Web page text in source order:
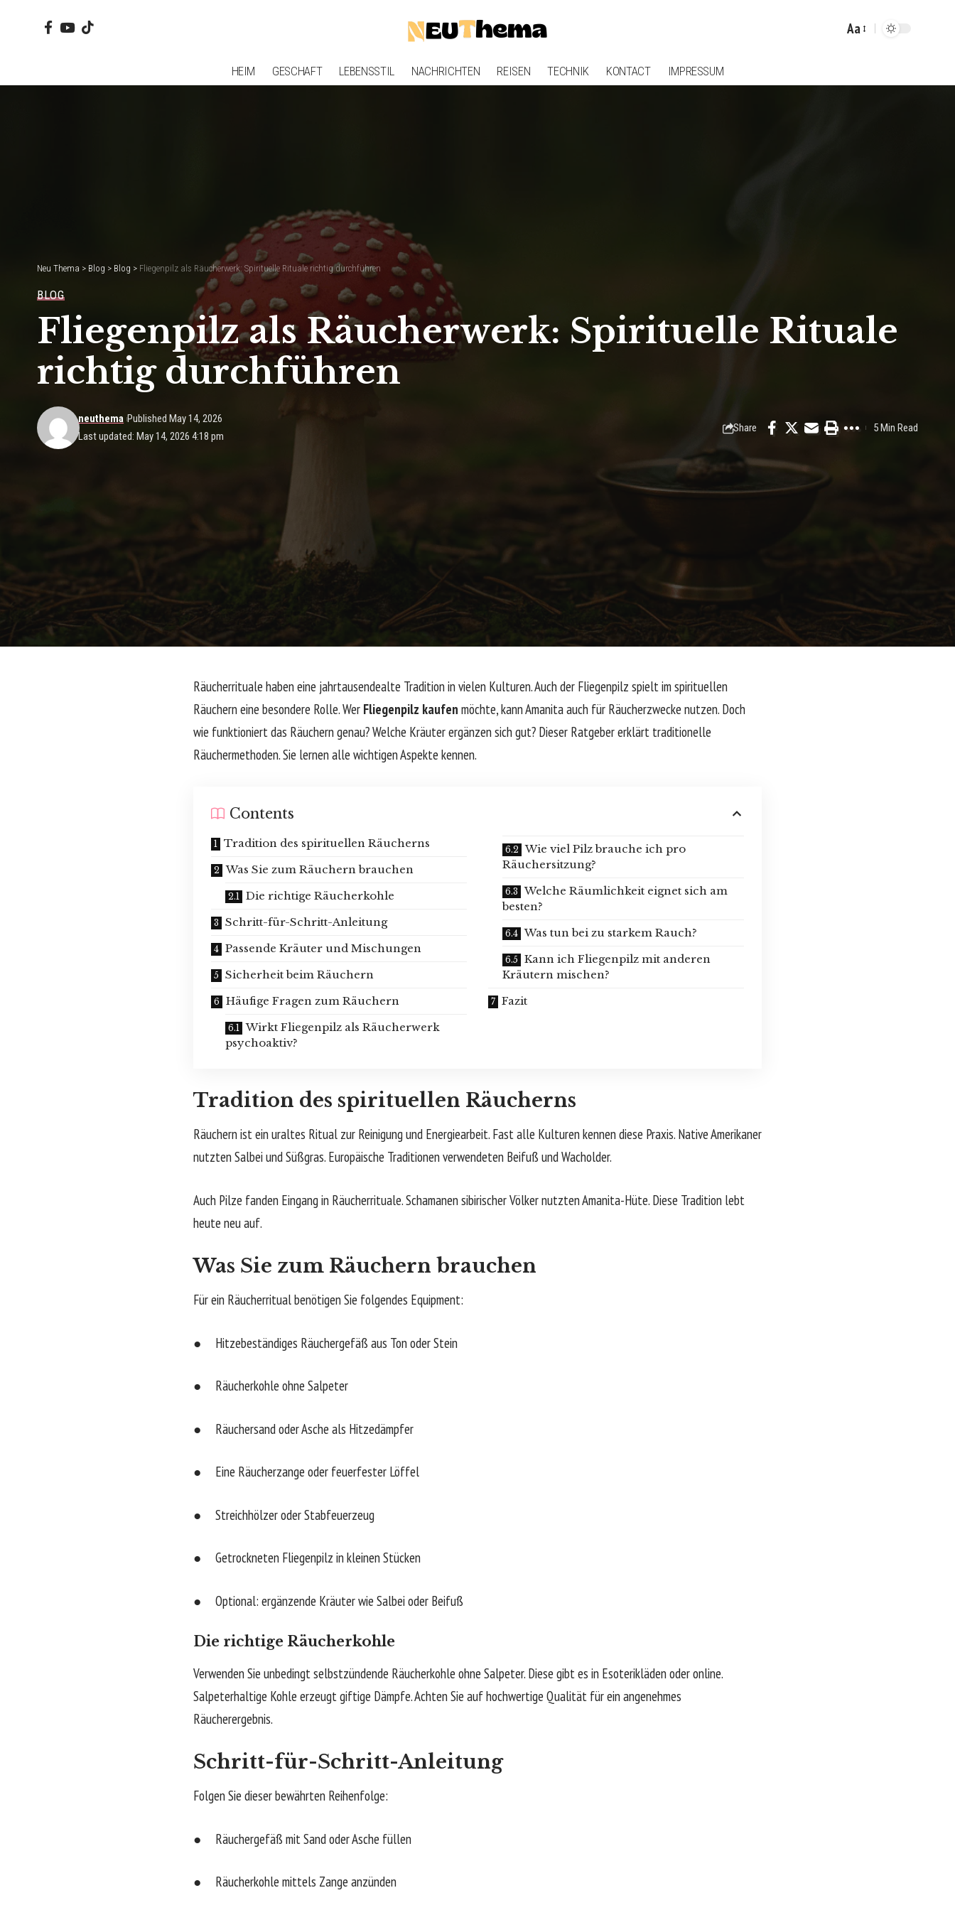
Font
Aa
HEIM GESCHAFT LEBENSSTIL NACHRICHTEN REISEN TECHNIK KONTACT IMPRESSUM
Neu Thema > Blog > Blog > Fliegenpilz als Räucherwerk: Spirituelle Rituale richtig durchführen
BLOG
Fliegenpilz als Räucherwerk: Spirituelle Rituale
richtig durchführen
Last updated: May 14, 2026 4:18 pm
neuthema Published May 14, 2026
Share 5 Min Read
Räucherrituale haben eine jahrtausendealte Tradition in vielen Kulturen. Auch der Fliegenpilz spielt im spirituellen
Räuchern eine besondere Rolle. Wer Fliegenpilz kaufen möchte, kann Amanita auch für Räucherzwecke nutzen. Doch
wie funktioniert das Räuchern genau? Welche Kräuter ergänzen sich gut? Dieser Ratgeber erklärt traditionelle
Räuchermethoden. Sie lernen alle wichtigen Aspekte kennen.
Contents
Tradition des spirituellen Räucherns
Was Sie zum Räuchern brauchen
Die richtige Räucherkohle
Schritt-für-Schritt-Anleitung
Passende Kräuter und Mischungen
Sicherheit beim Räuchern
Häufige Fragen zum Räuchern
Wirkt Fliegenpilz als Räucherwerk
psychoaktiv?
Wie viel Pilz brauche ich pro
Räuchersitzung?
Welche Räumlichkeit eignet sich am
besten?
Was tun bei zu starkem Rauch?
Kann ich Fliegenpilz mit anderen
Kräutern mischen?
Fazit
Tradition des spirituellen Räucherns
Räuchern ist ein uraltes Ritual zur Reinigung und Energiearbeit. Fast alle Kulturen kennen diese Praxis. Native Amerikaner
nutzten Salbei und Süßgras. Europäische Traditionen verwendeten Beifuß und Wacholder.
Auch Pilze fanden Eingang in Räucherrituale. Schamanen sibirischer Völker nutzten Amanita-Hüte. Diese Tradition lebt
heute neu auf.
Was Sie zum Räuchern brauchen
Für ein Räucherritual benötigen Sie folgendes Equipment:
● Hitzebeständiges Räuchergefäß aus Ton oder Stein
● Räucherkohle ohne Salpeter
● Räuchersand oder Asche als Hitzedämpfer
● Eine Räucherzange oder feuerfester Löffel
● Streichhölzer oder Stabfeuerzeug
● Getrockneten Fliegenpilz in kleinen Stücken
● Optional: ergänzende Kräuter wie Salbei oder Beifuß
Die richtige Räucherkohle
Verwenden Sie unbedingt selbstzündende Räucherkohle ohne Salpeter. Diese gibt es in Esoterikläden oder online.
Salpeterhaltige Kohle erzeugt giftige Dämpfe. Achten Sie auf hochwertige Qualität für ein angenehmes
Räucherergebnis.
Schritt-für-Schritt-Anleitung
Folgen Sie dieser bewährten Reihenfolge:
● Räuchergefäß mit Sand oder Asche füllen
● Räucherkohle mittels Zange anzünden